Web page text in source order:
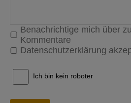
Benachrichtige mich über
Kommentare
Datenschutzerklärung
Ich bin kein roboter